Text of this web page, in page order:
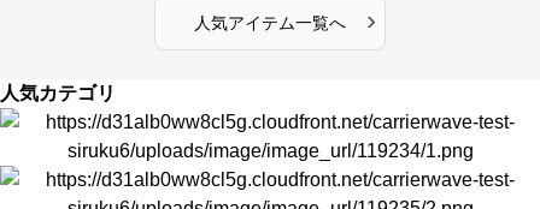
人気アイテム一覧へ ›
人気カテゴリ